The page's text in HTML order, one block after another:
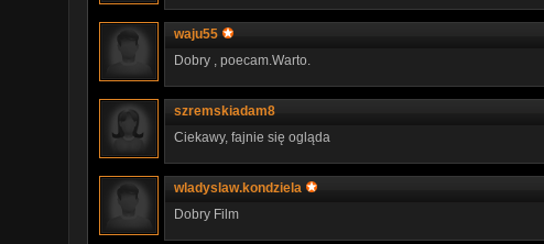
waju55
Dobry , poecam.Warto.
szremskiadam8
Ciekawy, fajnie się ogląda
wladyslaw.kondziela
Dobry Film